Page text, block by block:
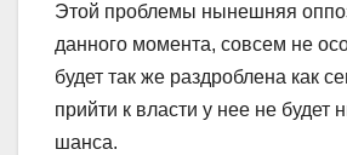
Этой проблемы нынешняя
данного момента, совсем не
будет так же раздроблена как
прийти к власти у нее не будет
шанса.